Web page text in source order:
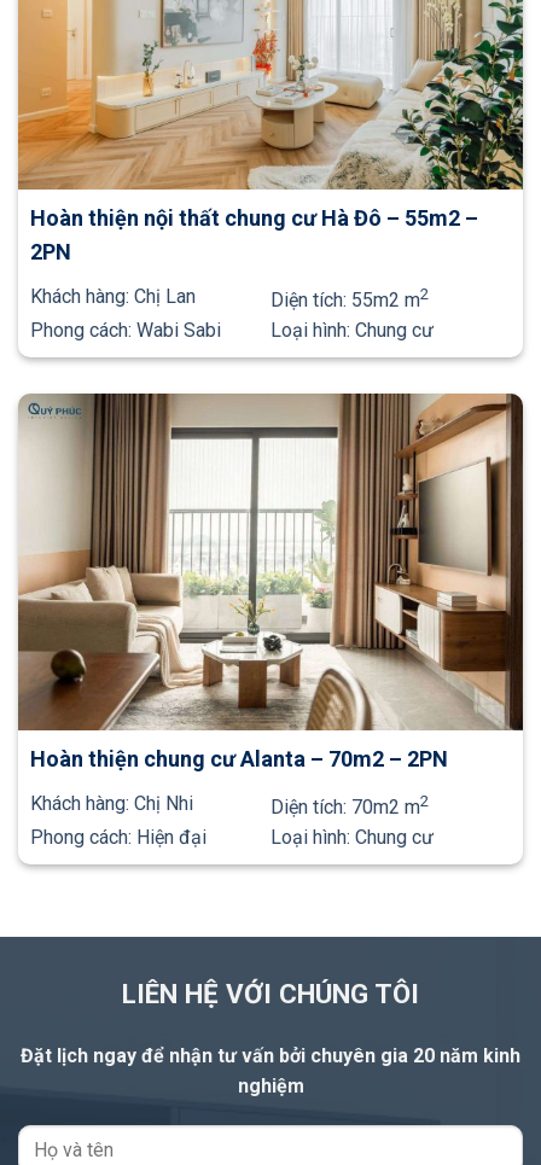
Hoàn thiện nội thất chung cư Hà Đô – 55m2 –
2PN
Khách hàng: Chị Lan Diện tích: 55m2 m2
Phong cách: Wabi Sabi Loại hình: Chung cư
Hoàn thiện chung cư Alanta – 70m2 – 2PN
Khách hàng: Chị Nhi Diện tích: 70m2 m2
Phong cách: Hiện đại Loại hình: Chung cư
LIÊN HỆ VỚI CHÚNG TÔI
Đặt lịch ngay để nhận tư vấn bởi chuyên gia 20 năm kinh
nghiệm